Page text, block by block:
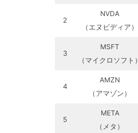
2
NVDA
（エヌビディア）
3
MSFT
（マイクロソフト）
4
AMZN
（アマゾン）
5
META
（メタ）